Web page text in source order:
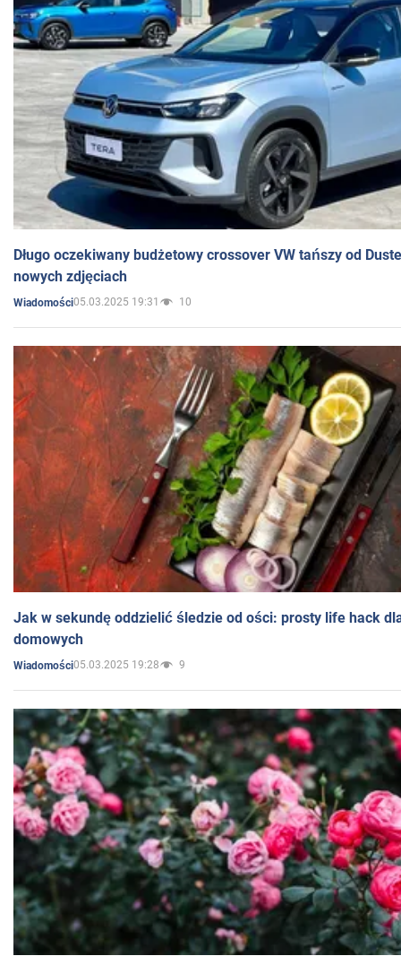
Długo oczekiwany budżetowy crossover VW tańszy od
nowych zdjęciach
Wiadomości05.03.2025 19:31 10
Jak w sekundę oddzielić śledzie od ości: prosty life hack
domowych
Wiadomości05.03.2025 19:28 9